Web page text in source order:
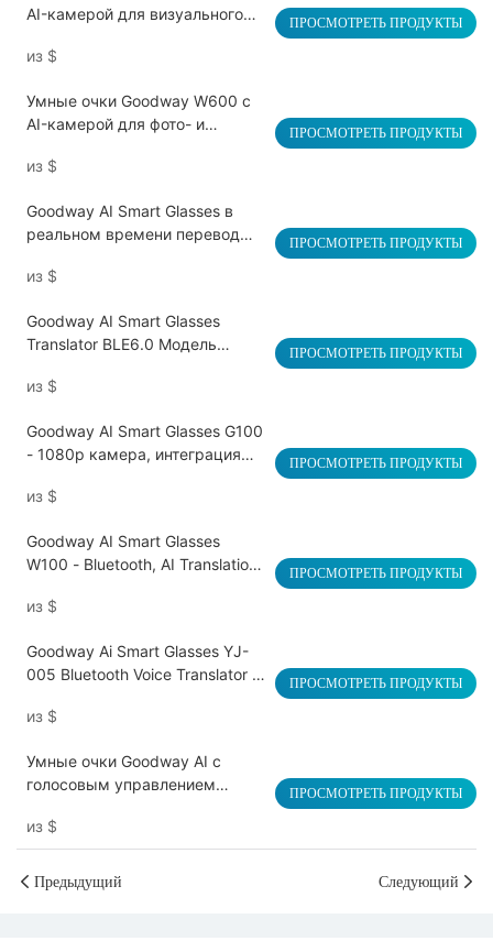
AI-камерой для визуального
из $
ПРОСМОТРЕТЬ ПРОДУКТЫ
Умные очки Goodway W600 с
AI-камерой для фото- и
из $
ПРОСМОТРЕТЬ ПРОДУКТЫ
Goodway AI Smart Glasses в
реальном времени перевод
из $
ПРОСМОТРЕТЬ ПРОДУКТЫ
Goodway AI Smart Glasses
Translator BLE6.0 Модель
из $
ПРОСМОТРЕТЬ ПРОДУКТЫ
Goodway AI Smart Glasses G100
- 1080p камера, интеграция
воспроизведение,
из $
ПРОСМОТРЕТЬ ПРОДУКТЫ
Goodway AI Smart Glasses
W100 - Bluetooth, AI Translation,
из $
ПРОСМОТРЕТЬ ПРОДУКТЫ
Goodway Ai Smart Glasses YJ-
005 Bluetooth Voice Translator с
из $
ПРОСМОТРЕТЬ ПРОДУКТЫ
Умные очки Goodway AI с
голосовым управлением
из $
ПРОСМОТРЕТЬ ПРОДУКТЫ
Предыдущий Следующий